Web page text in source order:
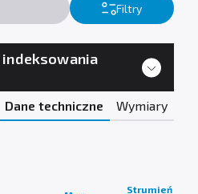
Filtry
indeksowania
Dane techniczne Wymiary
Strumień